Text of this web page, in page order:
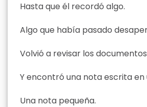
Hasta que él recordó algo.
Algo que había pasado
Volvió a revisar los
Y encontró una nota escrita en
Una nota pequeña.